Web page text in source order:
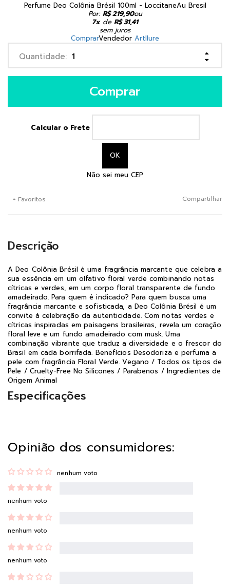
Perfume Deo Colônia Brésil 100ml - LoccitaneAu Bresil
Por: R$ 219,90ou
7xde R$ 31,41
sem juros
ComprarVendedor Artllure
Comprar
Calcular o Frete
Não sei meu CEP
+ Favoritos Compartilhar
Descrição
A Deo Colônia Brésil é uma fragrância marcante que celebra a
sua essência em um olfativo floral verde combinando notas
cítricas e verdes, em um corpo floral transparente de fundo
amadeirado. Para quem é indicado? Para quem busca uma
fragrância marcante e sofisticada, a Deo Colônia Brésil é um
convite à celebração da autenticidade. Com notas verdes e
cítricas inspiradas em paisagens brasileiras, revela um coração
floral leve e um fundo amadeirado com musk. Uma
combinação vibrante que traduz a diversidade e o frescor do
Brasil em cada borrifada. Benefícios Desodoriza e perfuma a
pele com fragrância Floral Verde. Vegano / Todos os tipos de
Pele / Cruelty-Free No Silicones / Parabenos / Ingredientes de
Origem Animal
Especificações
Opinião dos consumidores:
nenhum voto
nenhum voto
nenhum voto
nenhum voto